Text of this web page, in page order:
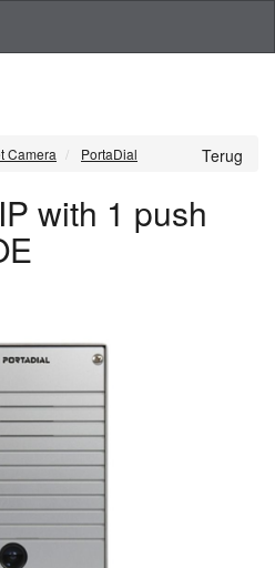
Terug
Camera PortaDial
with 1 push